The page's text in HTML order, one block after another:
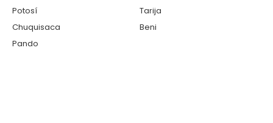
Potosí
Tarija
Chuquisaca
Beni
Pando